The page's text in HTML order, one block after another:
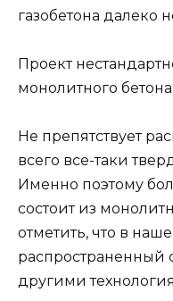
газобетона далеко
Проект
монолитного бетона
Не препятствует
всего все-таки
Именно поэтому
состоит из
отметить, что в
распространенный
другими